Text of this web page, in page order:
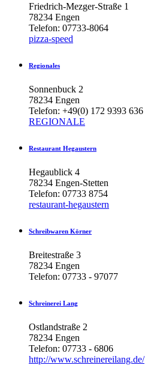
Friedrich-Mezger-Straße 1
78234 Engen
Telefon: 07733-8064
pizza-speed
Regionales
Sonnenbuck 2
78234 Engen
Telefon: +49(0) 172 9393 636
REGIONALE
Restaurant Hegaustern
Hegaublick 4
78234 Engen-Stetten
Telefon: 07733 8754
restaurant-hegaustern
Schreibwaren Körner
Breitestraße 3
78234 Engen
Telefon: 07733 - 97077
Schreinerei Lang
Ostlandstraße 2
78234 Engen
Telefon: 07733 - 6806
http://www.schreinereilang.de/